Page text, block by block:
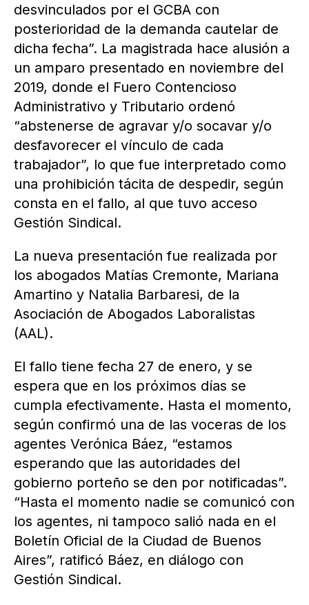
desvinculados por el GCBA con
posterioridad de la demanda cautelar de
dicha fecha”. La magistrada hace alusión a
un amparo presentado en noviembre del
2019, donde el Fuero Contencioso
Administrativo y Tributario ordenó
“abstenerse de agravar y/o socavar y/o
desfavorecer el vínculo de cada
trabajador”, lo que fue interpretado como
una prohibición tácita de despedir, según
consta en el fallo, al que tuvo acceso
Gestión Sindical.
La nueva presentación fue realizada por
los abogados Matías Cremonte, Mariana
Amartino y Natalia Barbaresi, de la
Asociación de Abogados Laboralistas
(AAL).
El fallo tiene fecha 27 de enero, y se
espera que en los próximos días se
cumpla efectivamente. Hasta el momento,
según confirmó una de las voceras de los
agentes Verónica Báez, “estamos
esperando que las autoridades del
gobierno porteño se den por notificadas”.
“Hasta el momento nadie se comunicó con
los agentes, ni tampoco salió nada en el
Boletín Oficial de la Ciudad de Buenos
Aires”, ratificó Báez, en diálogo con
Gestión Sindical.